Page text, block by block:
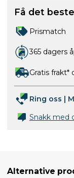
Få det
Prismatch
365 dagers
Gratis frakt*
Ring oss |
Snakk med
Alternative